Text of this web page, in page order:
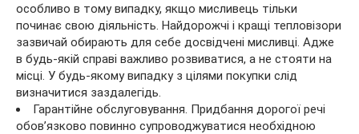
особливо в тому випадку, якщо мисливець тільки
починає свою діяльність. Найдорожчі і кращі тепловізори
зазвичай обирають для себе досвідчені мисливці. Адже
в будь-якій справі важливо розвиватися, а не стояти на
місці. У будь-якому випадку з цілями покупки слід
визначитися заздалегідь.
Гарантійне обслуговування. Придбання дорогої речі
обов’язково повинно супроводжуватися необхідною